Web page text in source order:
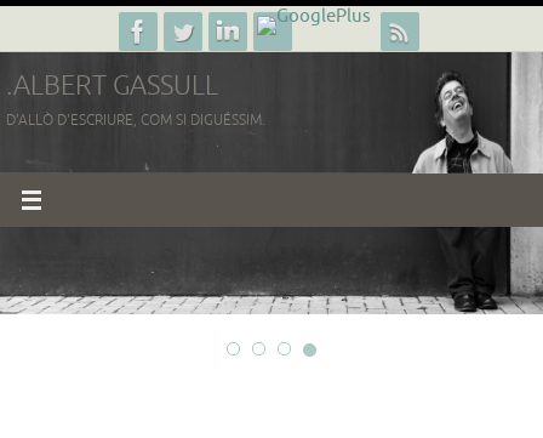
to
content
.ALBERT GASSULL
D'ALLÒ D'ESCRIURE, COM SI DIGUÉSSIM.